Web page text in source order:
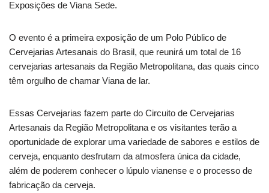
Exposições de Viana Sede.
O evento é a primeira exposição de um Polo Público de
Cervejarias Artesanais do Brasil, que reunirá um total de 16
cervejarias artesanais da Região Metropolitana, das quais cinco
têm orgulho de chamar Viana de lar.
Essas Cervejarias fazem parte do Circuito de Cervejarias
Artesanais da Região Metropolitana e os visitantes terão a
oportunidade de explorar uma variedade de sabores e estilos de
cerveja, enquanto desfrutam da atmosfera única da cidade,
além de poderem conhecer o lúpulo vianense e o processo de
fabricação da cerveja.